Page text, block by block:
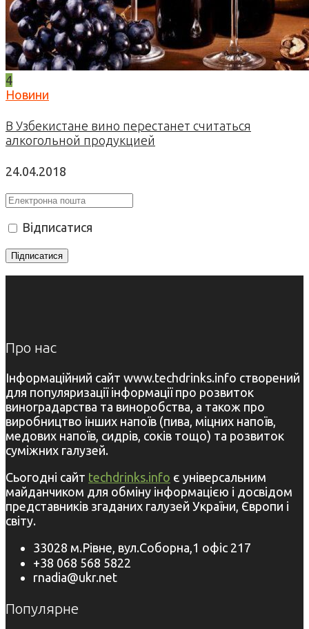
4
Новини
В Узбекистане вино перестанет считаться
алкогольной продукцией
24.04.2018
Відписатися
Про нас
Інформаційний сайт www.techdrinks.info створений
для популяризації інформації про розвиток
виноградарства та виноробства, а також про
виробництво інших напоїв (пива, міцних напоїв,
медових напоїв, сидрів, соків тощо) та розвиток
суміжних галузей.
Сьогодні сайт techdrinks.info є універсальним
майданчиком для обміну інформацією і досвідом
представників згаданих галузей України, Європи і
світу.
33028 м.Рівне, вул.Соборна,1 офіс 217
+38 068 568 5822
rnadia@ukr.net
Популярне